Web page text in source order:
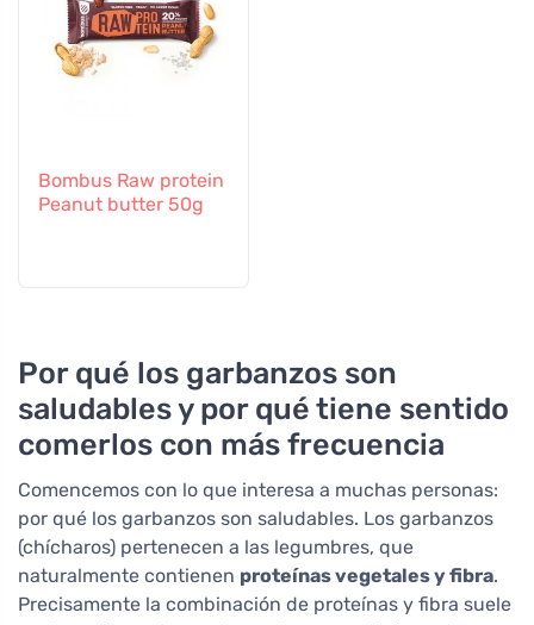
Bombus Raw protein
Peanut butter 50g
Por qué los garbanzos son
saludables y por qué tiene sentido
comerlos con más frecuencia
Comencemos con lo que interesa a muchas personas:
por qué los garbanzos son saludables. Los garbanzos
(chícharos) pertenecen a las legumbres, que
naturalmente contienen proteínas vegetales y fibra.
Precisamente la combinación de proteínas y fibra suele